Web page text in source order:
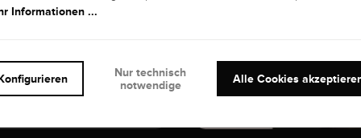
Informationen ...
Alle Cookies
Nur technisch
notwendige